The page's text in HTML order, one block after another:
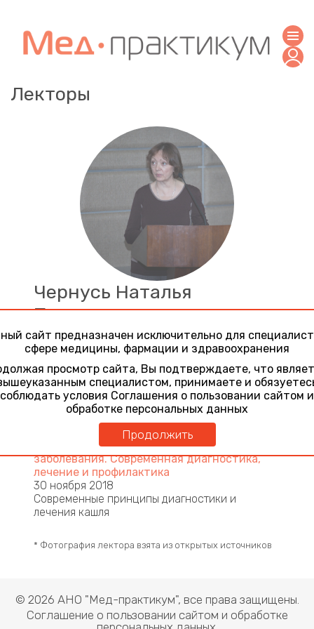
Лекторы
Чернусь Наталья
Павловна
доцент кафедры поликлинической терапии ЛФ
ФГАОУ ВО «Первый Московский
государственный медицинский университет
им. И.М. Сеченова» Минздрава России
(Москва)
Участие в конференциях
Респираторные инфекции и бронхолегочные
заболевания. Современная диагностика,
лечение и профилактика
30 ноября 2018
Современные принципы диагностики и
лечения кашля
* Фотография лектора взята из открытых источников
© 2026 АНО "Мед-практикум", все права защищены.
Соглашение о пользовании сайтом и обработке
сайт предназначен исключительно для
сфере медицины, фармации и здравоохранения
просмотр сайта, Вы подтверждаете, что
специалистом, принимаете и
соблюдать условия Соглашения о пользовании сайтом и
обработке персональных данных
Продолжить